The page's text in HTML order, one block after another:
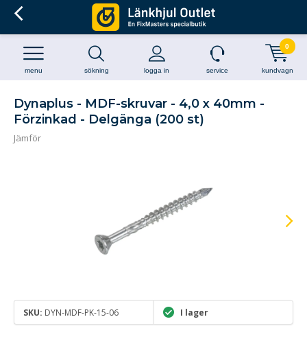
sökning logga in
menu service kundvagn
0
Dynaplus - MDF-skruvar - 4,0 x 40mm -
Förzinkad - Delgänga (200 st)
Jämför
SKU: DYN-MDF-PK-15-06 I lager